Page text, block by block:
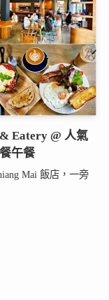
Eatery @ 人氣
午餐
Mai 飯店，一旁